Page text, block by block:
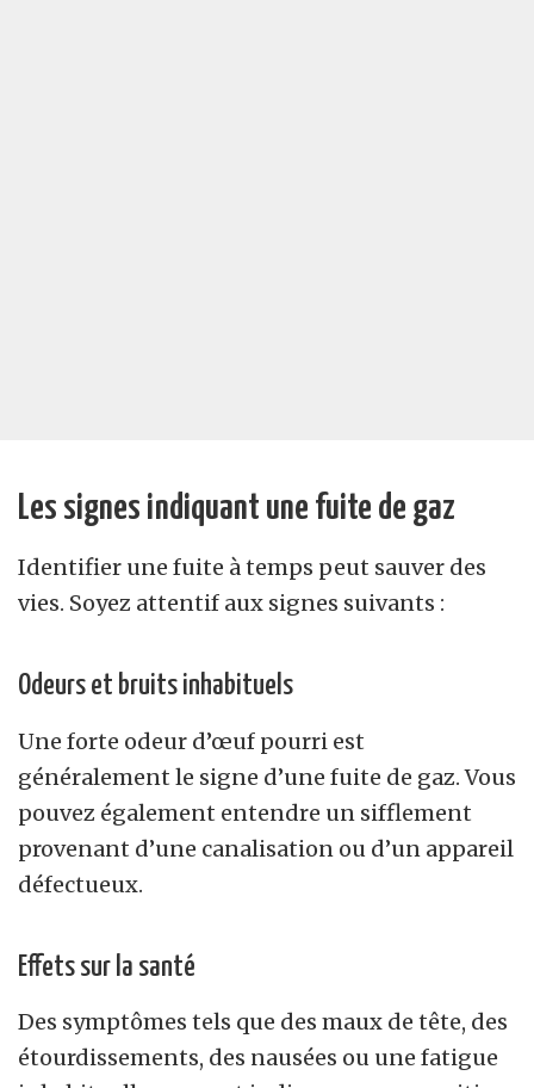
Les signes indiquant une fuite de gaz
Identifier une fuite à temps peut sauver des
vies. Soyez attentif aux signes suivants :
Odeurs et bruits inhabituels
Une forte odeur d’œuf pourri est
généralement le signe d’une fuite de gaz. Vous
pouvez également entendre un sifflement
provenant d’une canalisation ou d’un appareil
défectueux.
Effets sur la santé
Des symptômes tels que des maux de tête, des
étourdissements, des nausées ou une fatigue